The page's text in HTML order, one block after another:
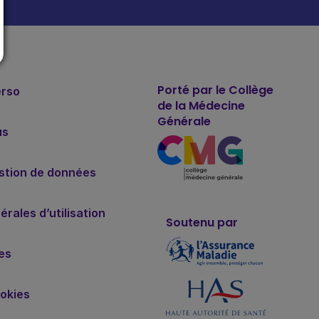
de données
d’utilisation
Porté par le Collège
de la Médecine
Générale
Soutenu par